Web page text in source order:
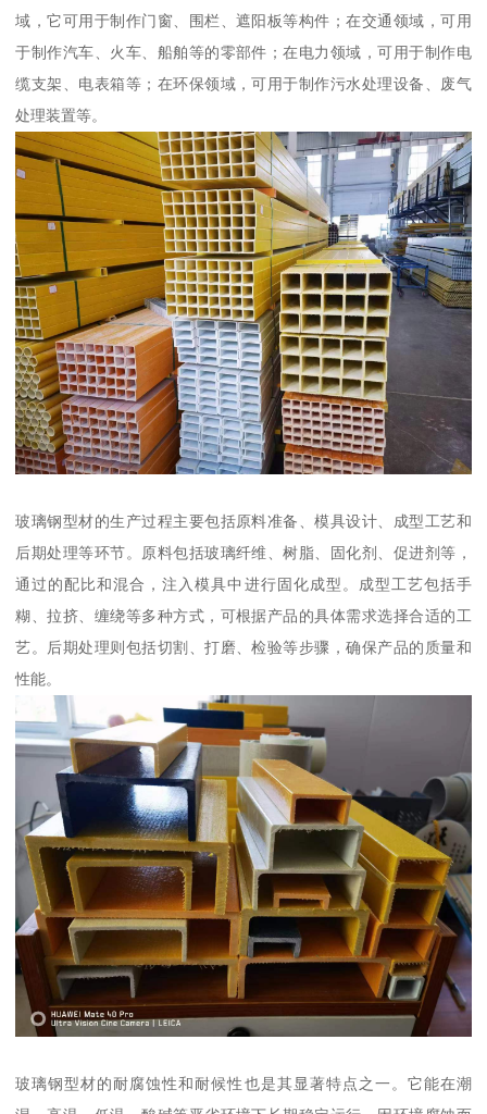
域，它可用于制作门窗、围栏、遮阳板等构件；在交通领域，可用
于制作汽车、火车、船舶等的零部件；在电力领域，可用于制作电
缆支架、电表箱等；在环保领域，可用于制作污水处理设备、废气
处理装置等。
玻璃钢型材的生产过程主要包括原料准备、模具设计、成型工艺和
后期处理等环节。原料包括玻璃纤维、树脂、固化剂、促进剂等，
通过的配比和混合，注入模具中进行固化成型。成型工艺包括手
糊、拉挤、缠绕等多种方式，可根据产品的具体需求选择合适的工
艺。后期处理则包括切割、打磨、检验等步骤，确保产品的质量和
性能。
玻璃钢型材的耐腐蚀性和耐候性也是其显著特点之一。它能在潮